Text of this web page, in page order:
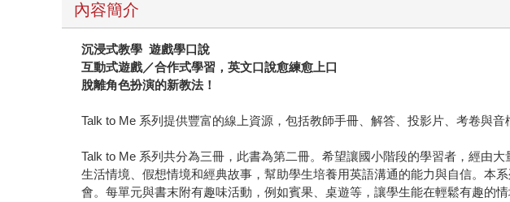
內容簡介
沉浸式教學 遊戲學口說
互動式遊戲／合作式學習，英文口說愈練愈上口
脫離角色扮演的新教法！
Talk to Me 系列提供豐富的線上資源，包括教師手冊、解答、投影片、考卷與音
Talk to Me 系列共分為三冊，此書為第二冊。希望讓國小階段的學習者，經由
生活情境、假想情境和經典故事，幫助學生培養用英語溝通的能力與自信。本
會。每單元與書末附有趣味活動，例如賓果、桌遊等，讓學生能在輕鬆有趣的